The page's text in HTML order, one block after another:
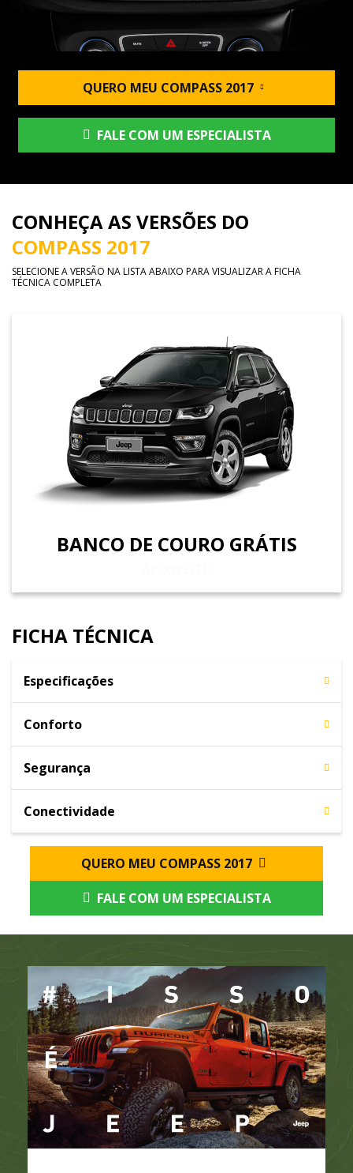
QUERO MEU COMPASS 2017
FALE COM UM ESPECIALISTA
CONHEÇA AS VERSÕES DO
COMPASS 2017
SELECIONE A VERSÃO NA LISTA ABAIXO PARA VISUALIZAR A FICHA
TÉCNICA COMPLETA
BANCO DE COURO GRÁTIS
FICHA TÉCNICA
Especificações
Conforto
Segurança
Conectividade
QUERO MEU COMPASS 2017
FALE COM UM ESPECIALISTA